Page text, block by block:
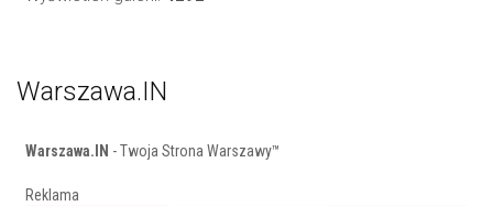
Warszawa.IN
Warszawa.IN - Twoja Strona Warszawy™
Reklama